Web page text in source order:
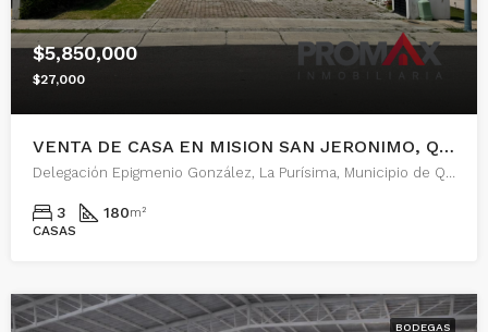
$5,850,000
$27,000
VENTA DE CASA EN MISION SAN JERONIMO, QUERETARO
Delegación Epigmenio González, La Purísima, Municipio de Querétaro, Querétaro, 76146, México
3 180m²
CASAS
BODEGAS